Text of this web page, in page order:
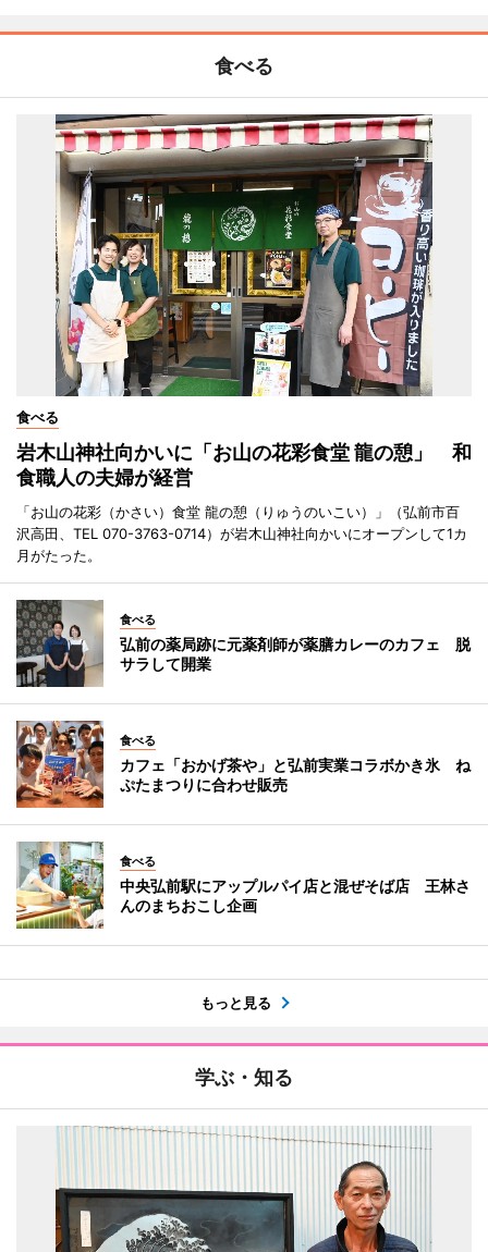
食べる
食べる
岩木山神社向かいに「お山の花彩食堂 龍の憩」 和
食職人の夫婦が経営
「お山の花彩（かさい）食堂 龍の憩（りゅうのいこい）」（弘前市百
沢高田、TEL 070-3763-0714）が岩木山神社向かいにオープンして1カ
月がたった。
食べる
弘前の薬局跡に元薬剤師が薬膳カレーのカフェ 脱
サラして開業
食べる
カフェ「おかげ茶や」と弘前実業コラボかき氷 ね
ぷたまつりに合わせ販売
食べる
中央弘前駅にアップルパイ店と混ぜそば店 王林さ
んのまちおこし企画
もっと見る
学ぶ・知る